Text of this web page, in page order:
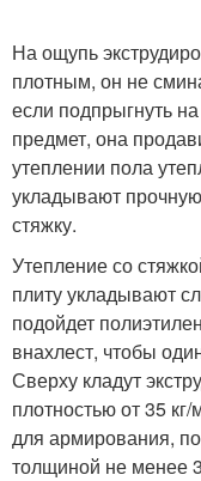
На ощупь
плотным, он не
если подпрыгнуть
предмет, она
утеплении пола
укладывают
стяжку.
Утепление со
плиту укладывают
подойдет
внахлест, чтобы
Сверху кладут
плотностью от 35 кг/
для армирования,
толщиной не менее